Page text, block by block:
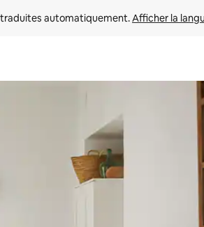
automatiquement. Afficher la